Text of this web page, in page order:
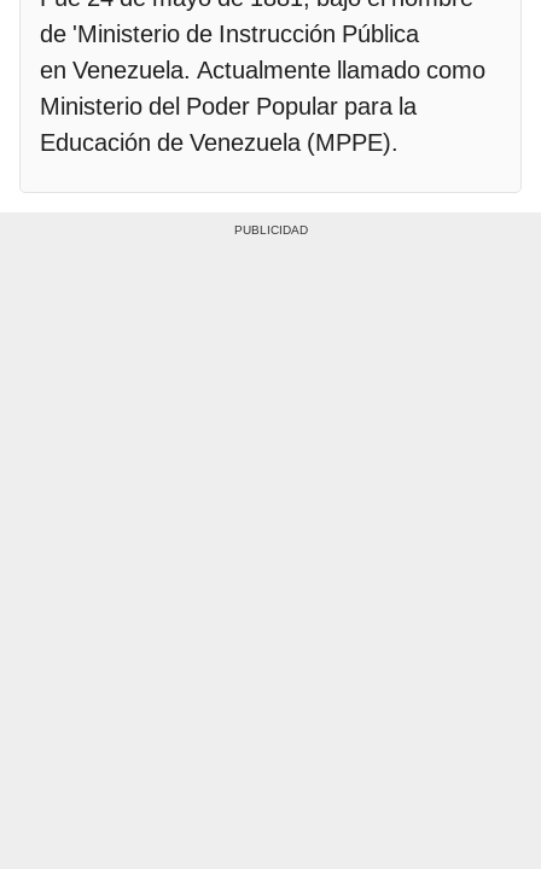
de 'Ministerio de Instrucción Pública
en Venezuela. Actualmente llamado como
Ministerio del Poder Popular para la
Educación de Venezuela (MPPE).